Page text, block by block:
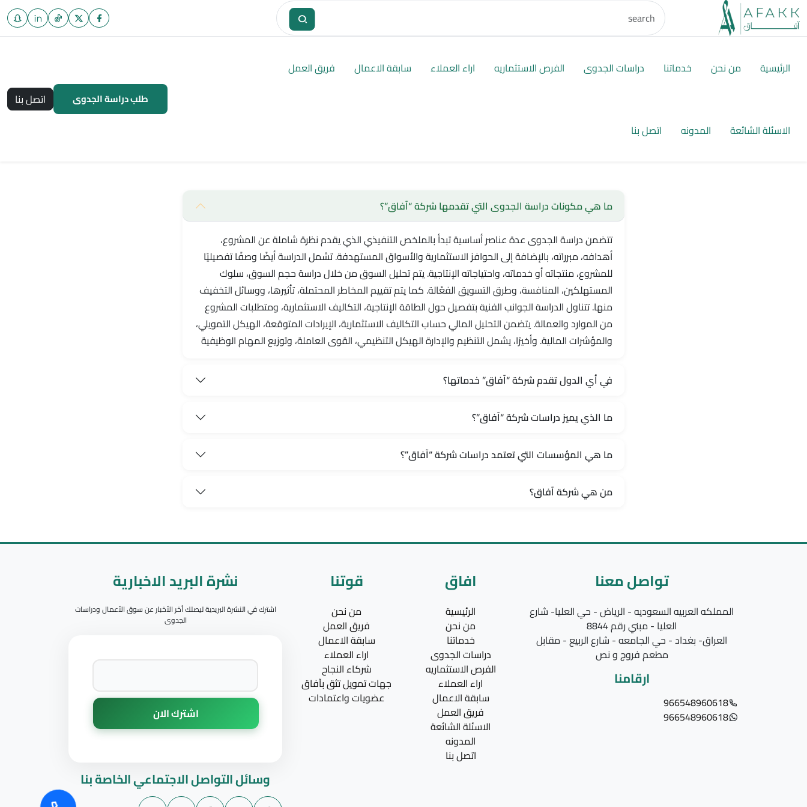
الرئيسية من نحن خدماتنا دراسات الجدوى الفرص الاستثماريه اراء العملاء سابقة الاعمال فريق العمل
الاسئلة الشائعة المدونه اتصل بنا
طلب دراسة الجدوى اتصل بنا
ما هي مكونات دراسة الجدوى التي تقدمها شركة “آفاق”؟
تتضمن دراسة الجدوى عدة عناصر أساسية تبدأ بالملخص التنفيذي الذي يقدم نظرة شاملة عن المشروع،
أهدافه، مبرراته، بالإضافة إلى الحوافز الاستثمارية والأسواق المستهدفة. تشمل الدراسة أيضًا وصفًا تفصيليًا
للمشروع، منتجاته أو خدماته، واحتياجاته الإنتاجية. يتم تحليل السوق من خلال دراسة حجم السوق، سلوك
المستهلكين، المنافسة، وطرق التسويق الفعّالة. كما يتم تقييم المخاطر المحتملة، تأثيرها، ووسائل التخفيف
منها. تتناول الدراسة الجوانب الفنية بتفصيل حول الطاقة الإنتاجية، التكاليف الاستثمارية، ومتطلبات المشروع
من الموارد والعمالة. يتضمن التحليل المالي حساب التكاليف الاستثمارية، الإيرادات المتوقعة، الهيكل التمويلي،
والمؤشرات المالية. وأخيرًا، يشمل التنظيم والإدارة الهيكل التنظيمي، القوى العاملة، وتوزيع المهام الوظيفية
في أي الدول تقدم شركة “آفاق” خدماتها؟
ما الذي يميز دراسات شركة “آفاق”؟
ما هي المؤسسات التي تعتمد دراسات شركة “آفاق”؟
من هي شركة آفاق؟
تواصل معنا
المملكه العربيه السعوديه - الرياض - حي العليا- شارع
العليا - مبني رقم 8844
العراق- بغداد - حي الجامعه - شارع الربيع - مقابل
مطعم فروج و نص
ارقامنا
966548960618
966548960618
افاق
الرئيسية
من نحن
خدماتنا
دراسات الجدوى
الفرص الاستثماريه
اراء العملاء
سابقة الاعمال
فريق العمل
الاسئلة الشائعة
المدونه
اتصل بنا
قوتنا
من نحن
فريق العمل
سابقة الاعمال
اراء العملاء
شركاء النجاح
جهات تمويل تثق بآفاق
عضويات واعتمادات
نشرة البريد الاخبارية
اشترك في النشرة البريدية ليصلك أخر الأخبار عن سوق الأعمال ودراسات
الجدوى
وسائل التواصل الاجتماعي الخاصة بنا